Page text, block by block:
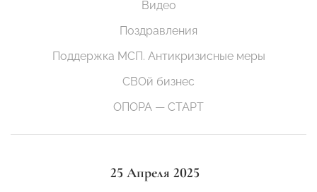
Видео
Поздравления
Поддержка МСП. Антикризисные меры
СВОй бизнес
ОПОРА — СТАРТ
25 Апреля 2025